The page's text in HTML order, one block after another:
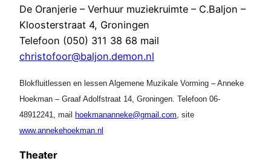
De Oranjerie – Verhuur muziekruimte – C.Baljon –
Kloosterstraat 4, Groningen
Telefoon (050) 311 38 68 mail
christofoor@baljon.demon.nl
Blokfluitlessen en lessen Algemene Muzikale Vorming – Anneke
Hoekman – Graaf Adolfstraat 14 , Groningen. Telefoon 06-
48912241
, mail hoekmananneke@gmail.com , site
www.annekehoekman.nl
Theater